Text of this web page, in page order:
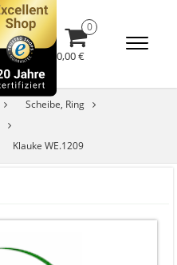
0,00 €
Scheibe, Ring
Klauke WE.1209